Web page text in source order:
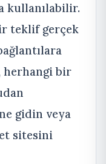
kullanılabilir.
teklif gerçek
herhangi bir
gidin veya
sitesini